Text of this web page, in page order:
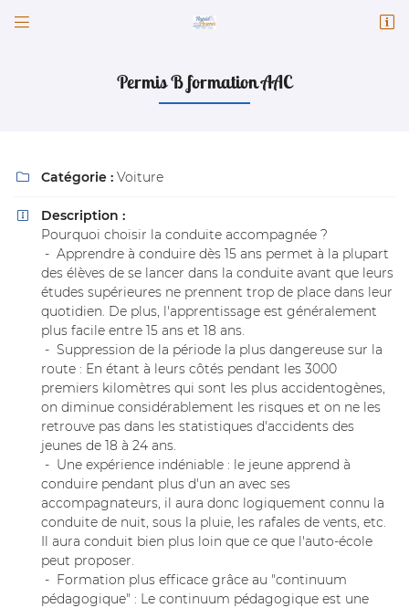
 
02 54 77 30 23
Adresse email de réception
Code Captcha
Rafraîchir le captcha
En cochant cette case, vous consentez à recevoir nos propositions
commerciales à l'adresse email indiqué ci-dessus. Vous pouvez vous désinscrire
à tout moment en utilisantle formulaire de désinscription.
Inscription
Permis B formation AAC
 Catégorie : Voiture

Description :
Pourquoi choisir la conduite accompagnée ?
- Apprendre à conduire dès 15 ans permet à la plupart
des élèves de se lancer dans la conduite avant que leurs
études supérieures ne prennent trop de place dans leur
quotidien. De plus, l'apprentissage est généralement
plus facile entre 15 ans et 18 ans.
- Suppression de la période la plus dangereuse sur la
route : En étant à leurs côtés pendant les 3000
premiers kilomètres qui sont les plus accidentogènes,
on diminue considérablement les risques et on ne les
retrouve pas dans les statistiques d'accidents des
jeunes de 18 à 24 ans.
- Une expérience indéniable : le jeune apprend à
conduire pendant plus d'un an avec ses
accompagnateurs, il aura donc logiquement connu la
conduite de nuit, sous la pluie, les rafales de vents, etc.
Il aura conduit bien plus loin que ce que l'auto-école
peut proposer.
- Formation plus efficace grâce au "continuum
pédagogique" : Le continuum pédagogique est une